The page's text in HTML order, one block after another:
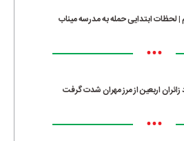
| لحظات ابتدایی حمله به مدرسه میناب
•••
زائران اربعین از مرز مهران شدت گرفت
•••